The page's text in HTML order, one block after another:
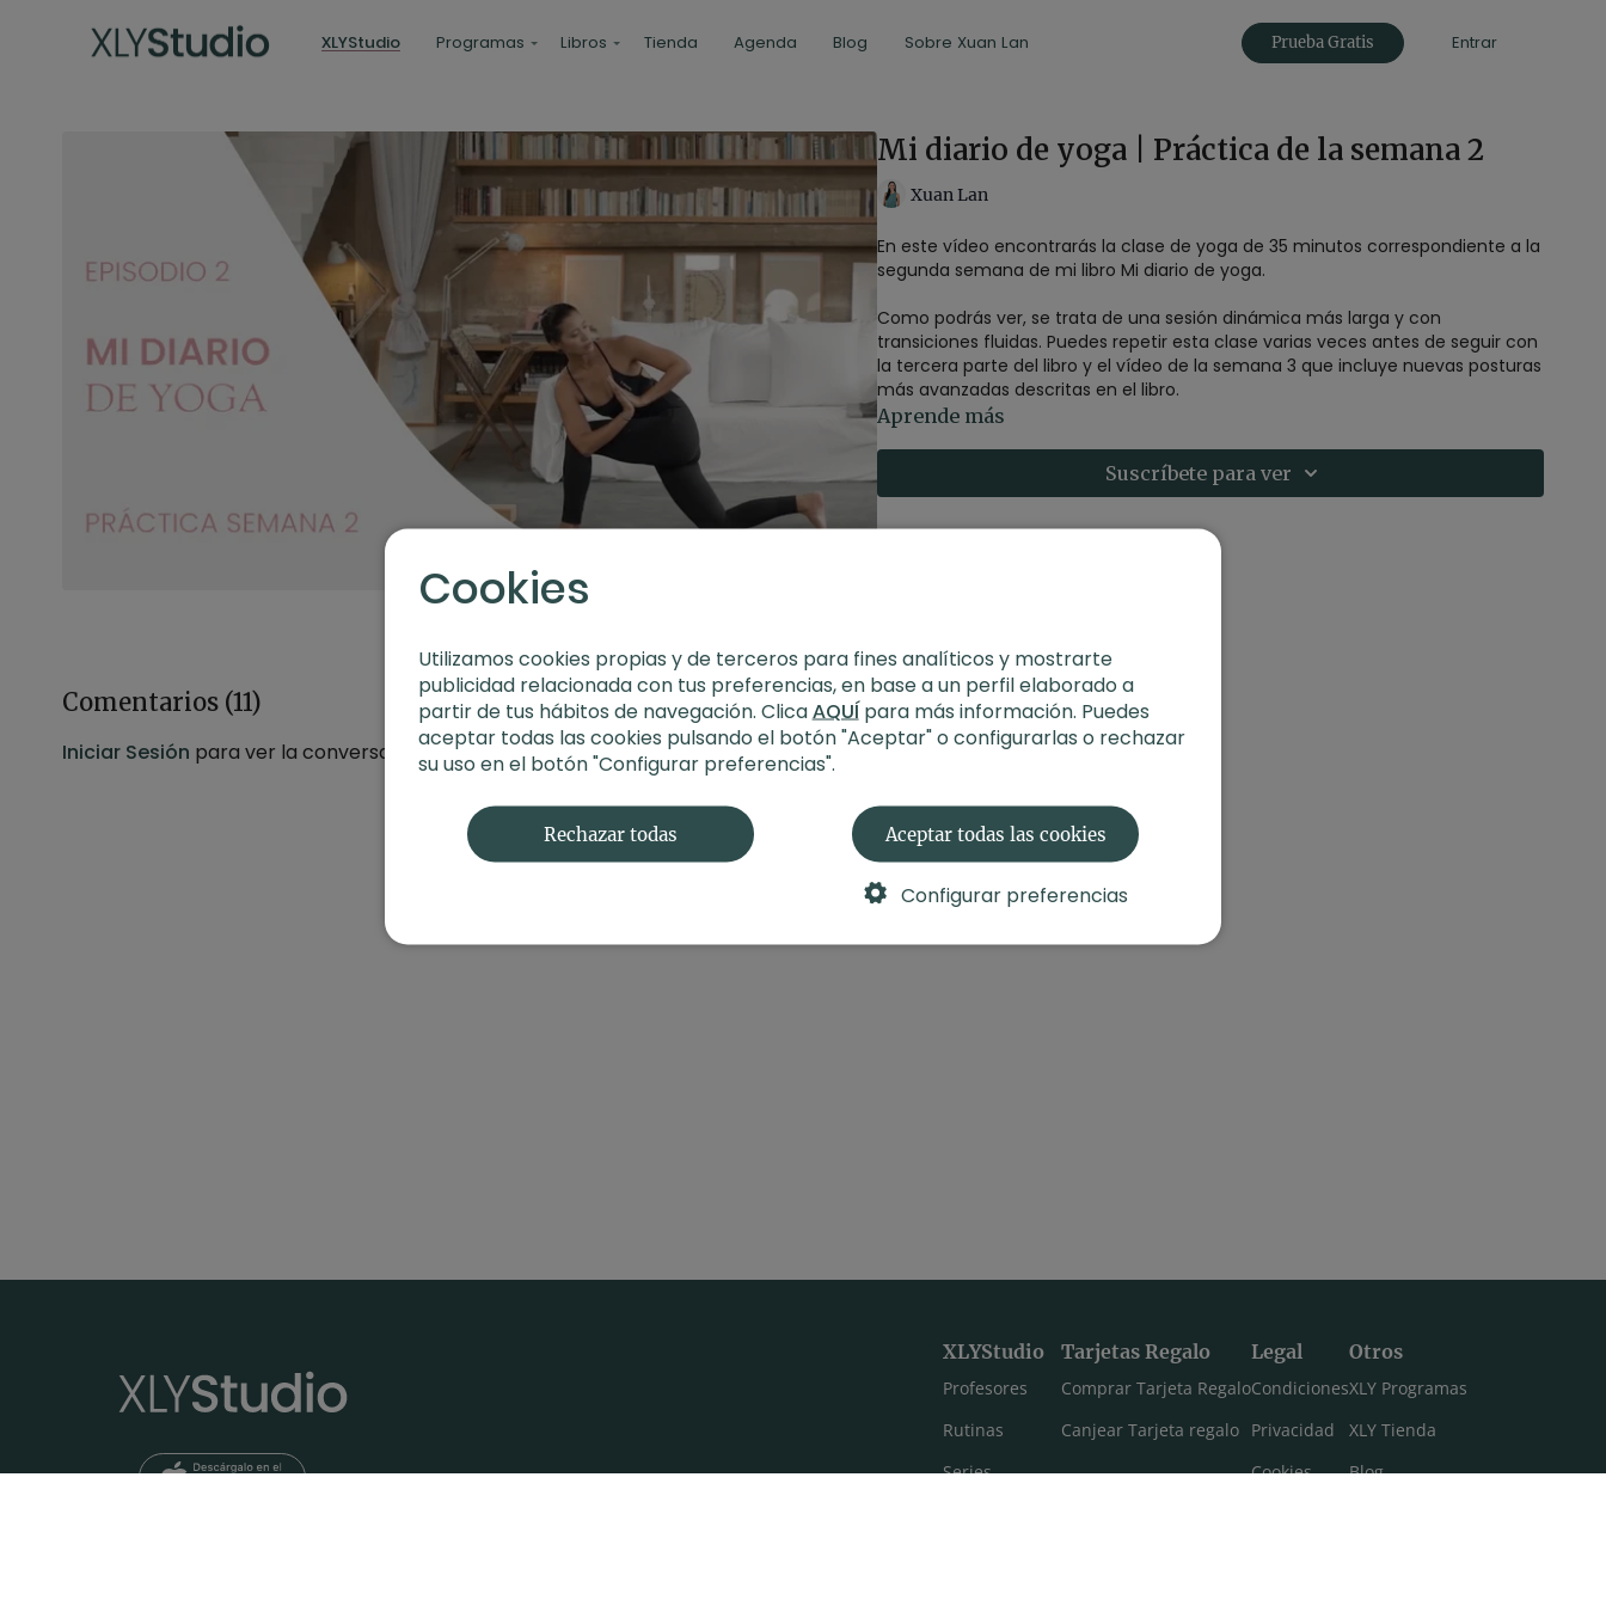
XLYStudio Programas Libros Tienda Agenda Blog Sobre Xuan Lan Prueba Gratis Entrar
Mi diario de yoga | Práctica de la semana 2
Xuan Lan
En este vídeo encontrarás la clase de yoga de 35 minutos correspondiente a la
segunda semana de mi libro Mi diario de yoga.
Como podrás ver, se trata de una sesión dinámica más larga y con
transiciones fluidas. Puedes repetir esta clase varias veces antes de seguir con
la tercera parte del libro y el vídeo de la semana 3 que incluye nuevas posturas
más avanzadas descritas en el libro.
Aprende más
Suscríbete para ver
Comentarios (11)
Iniciar Sesión para ver la conversación
XLYStudio
Profesores
Rutinas
Series
Tarjetas Regalo
Comprar Tarjeta Regalo
Canjear Tarjeta regalo
Legal
Condiciones
Privacidad
Cookies
Otros
XLY Programas
XLY Tienda
Blog
Cookies
Utilizamos cookies propias y de terceros para fines analíticos y mostrarte
publicidad relacionada con tus preferencias, en base a un perfil elaborado a
partir de tus hábitos de navegación. ClicaAQUÍpara más información. Puedes
aceptar todas las cookies pulsando el botón "Aceptar" o configurarlas o rechazar
su uso en el botón "Configurar preferencias".
Rechazar todas Aceptar todas las cookies
Configurar preferencias